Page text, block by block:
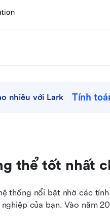
nhiêu với Lark Tính
thể tốt nhất
thống nổi bật nhờ các
của bạn. Vào năm